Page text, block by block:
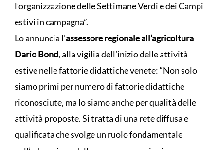
l’organizzazione delle Settimane Verdi e dei Campi
estivi in campagna”.
Lo annuncia l’assessore regionale all’agricoltura
Dario Bond, alla vigilia dell’inizio delle attività
estive nelle fattorie didattiche venete: “Non solo
siamo primi per numero di fattorie didattiche
riconosciute, ma lo siamo anche per qualità delle
attività proposte. Si tratta di una rete diffusa e
qualificata che svolge un ruolo fondamentale